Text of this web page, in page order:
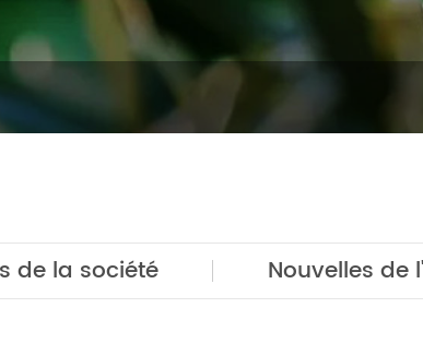
de la société Nouvelles de